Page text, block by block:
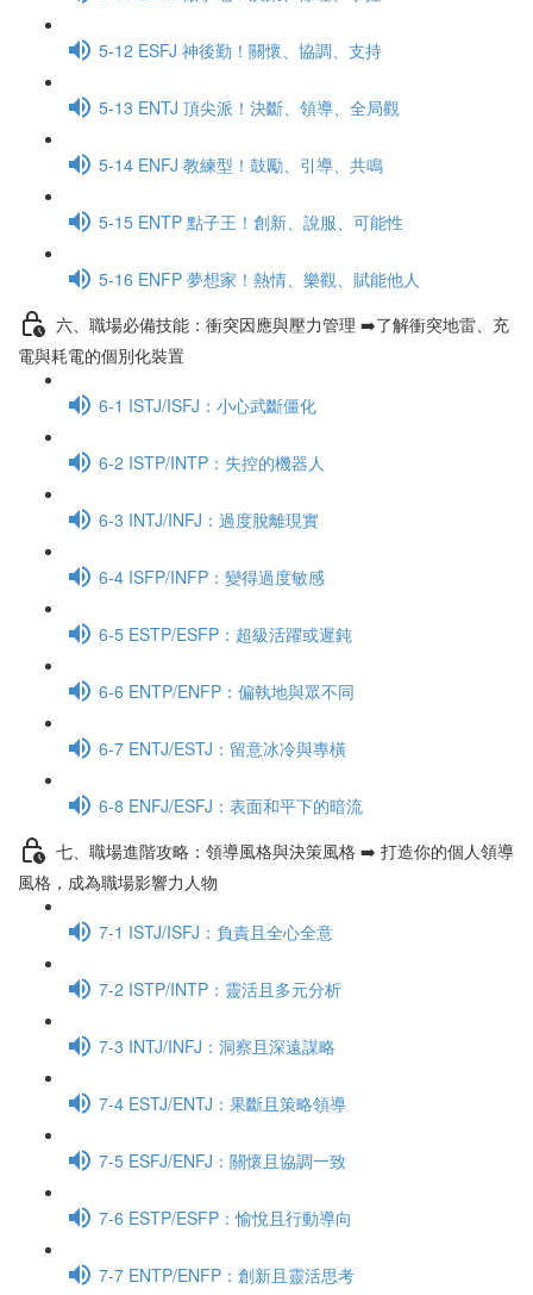
5-12 ESFJ 神後勤！關懷、協調、支持
5-13 ENTJ 頂尖派！決斷、領導、全局觀
5-14 ENFJ 教練型！鼓勵、引導、共鳴
5-15 ENTP 點子王！創新、說服、可能性
5-16 ENFP 夢想家！熱情、樂觀、賦能他人
六、職場必備技能：衝突因應與壓力管理 ➡️了解衝突地雷、充
電與耗電的個別化裝置
6-1 ISTJ/ISFJ：小心武斷僵化
6-2 ISTP/INTP：失控的機器人
6-3 INTJ/INFJ：過度脫離現實
6-4 ISFP/INFP：變得過度敏感
6-5 ESTP/ESFP：超級活躍或遲鈍
6-6 ENTP/ENFP：偏執地與眾不同
6-7 ENTJ/ESTJ：留意冰冷與專橫
6-8 ENFJ/ESFJ：表面和平下的暗流
七、職場進階攻略：領導風格與決策風格 ➡️ 打造你的個人領導
風格，成為職場影響力人物
7-1 ISTJ/ISFJ：負責且全心全意
7-2 ISTP/INTP：靈活且多元分析
7-3 INTJ/INFJ：洞察且深遠謀略
7-4 ESTJ/ENTJ：果斷且策略領導
7-5 ESFJ/ENFJ：關懷且協調一致
7-6 ESTP/ESFP：愉悅且行動導向
7-7 ENTP/ENFP：創新且靈活思考